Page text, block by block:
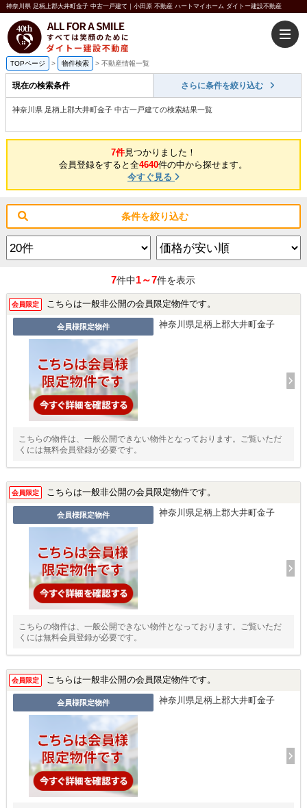
神奈川県 足柄上郡大井町金子 中古一戸建て｜小田原 不動産 ハートマイホーム ダイトー建設不動産
TOPページ > 物件検索 > 不動産情報一覧
現在の検索条件 さらに条件を絞り込む
神奈川県 足柄上郡大井町金子 中古一戸建ての検索結果一覧
7件見つかりました！
会員登録をすると全4640件の中から探せます。
今すぐ見る
条件を絞り込む
7件中1～7件を表示
会員限定 こちらは一般非公開の会員限定物件です。
会員様限定物件 神奈川県足柄上郡大井町金子
こちらの物件は、一般公開できない物件となっております。ご覧いただ
くには無料会員登録が必要です。
会員限定 こちらは一般非公開の会員限定物件です。
会員様限定物件 神奈川県足柄上郡大井町金子
こちらの物件は、一般公開できない物件となっております。ご覧いただ
くには無料会員登録が必要です。
会員限定 こちらは一般非公開の会員限定物件です。
会員様限定物件 神奈川県足柄上郡大井町金子